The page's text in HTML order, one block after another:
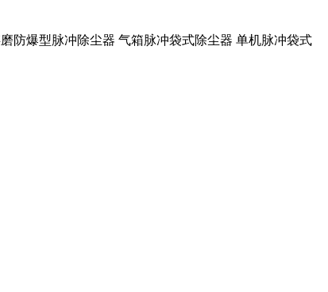
防爆型脉冲除尘器 气箱脉冲袋式除尘器 单机脉冲袋式